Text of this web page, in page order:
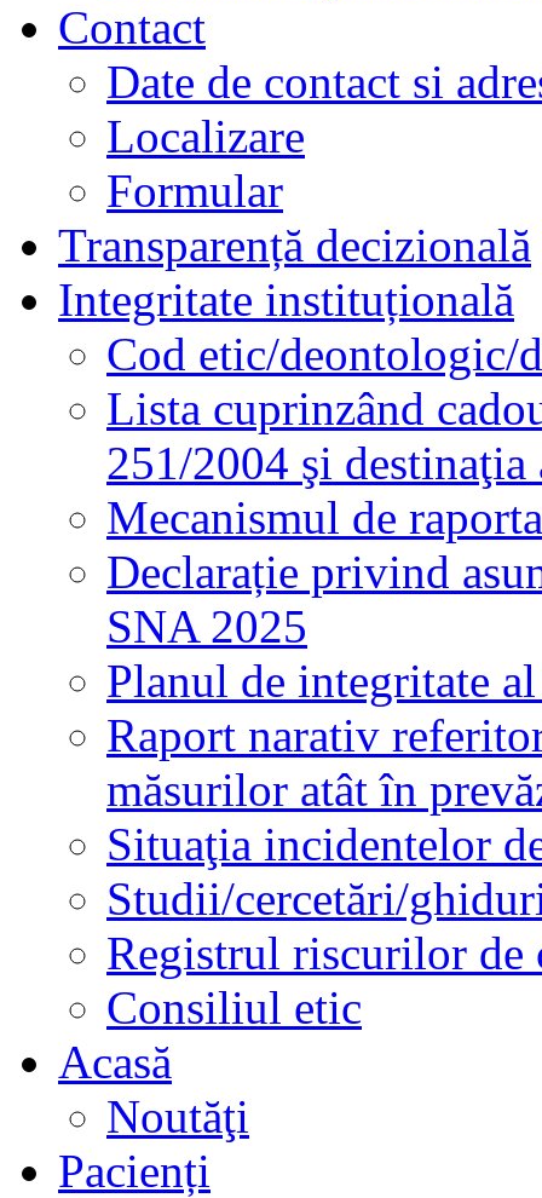
Contact
Date de contact si
Localizare
Formular
Transparență decizională
Integritate instituțională
Cod etic/deontologic/
Lista cuprinzând
251/2004 şi destinaţia
Mecanismul de
Declarație privind
SNA 2025
Planul de integritate
Raport narativ
măsurilor atât în
Situaţia incidentelor
Studii/cercetări/
Registrul riscurilor de
Consiliul etic
Acasă
Noutăţi
Pacienți